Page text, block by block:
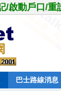
/啟動戶口/重
巴士路線消息